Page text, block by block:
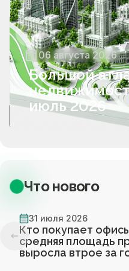
06 августа 2026
Большой
июль 2026
Что нового
31 июля 2026
Кто покупает
средняя площадь
выросла втрое за